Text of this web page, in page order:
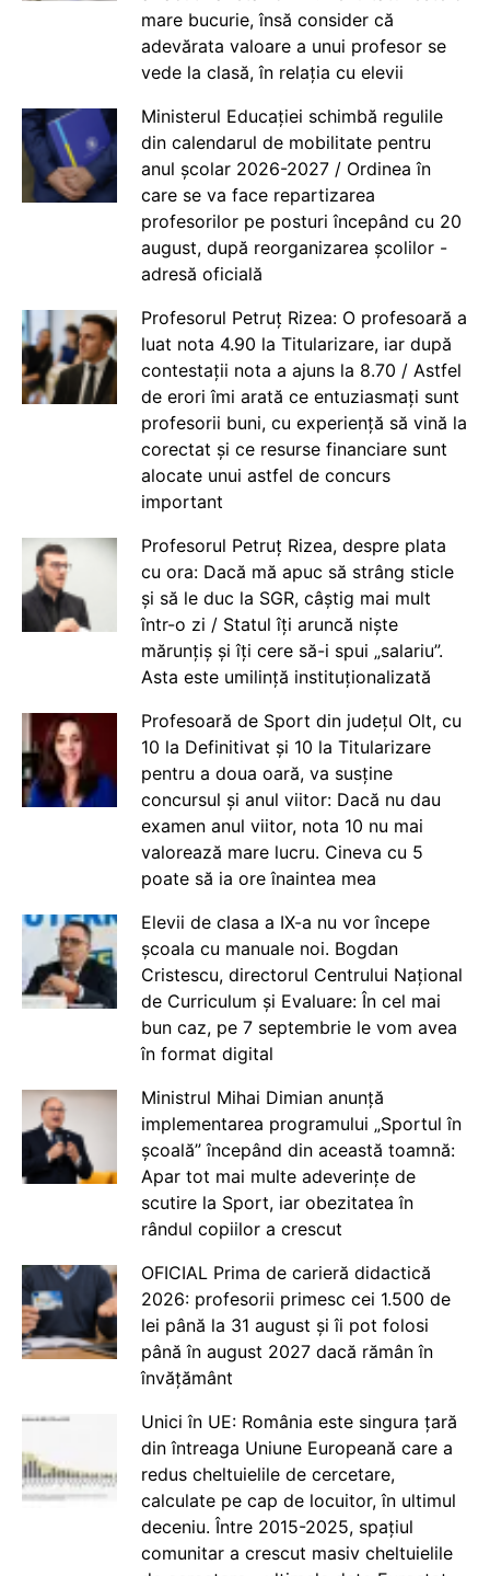
mare bucurie, însă consider că
adevărata valoare a unui profesor se
vede la clasă, în relația cu elevii
Ministerul Educației schimbă regulile
din calendarul de mobilitate pentru
anul școlar 2026-2027 / Ordinea în
care se va face repartizarea
profesorilor pe posturi începând cu 20
august, după reorganizarea școlilor -
adresă oficială
Profesorul Petruț Rizea: O profesoară a
luat nota 4.90 la Titularizare, iar după
contestații nota a ajuns la 8.70 / Astfel
de erori îmi arată ce entuziasmați sunt
profesorii buni, cu experiență să vină la
corectat și ce resurse financiare sunt
alocate unui astfel de concurs
important
Profesorul Petruț Rizea, despre plata
cu ora: Dacă mă apuc să strâng sticle
și să le duc la SGR, câștig mai mult
într-o zi / Statul îți aruncă niște
mărunțiș și îți cere să-i spui „salariu”.
Asta este umilință instituționalizată
Profesoară de Sport din județul Olt, cu
10 la Definitivat și 10 la Titularizare
pentru a doua oară, va susține
concursul și anul viitor: Dacă nu dau
examen anul viitor, nota 10 nu mai
valorează mare lucru. Cineva cu 5
poate să ia ore înaintea mea
Elevii de clasa a IX-a nu vor începe
școala cu manuale noi. Bogdan
Cristescu, directorul Centrului Național
de Curriculum și Evaluare: În cel mai
bun caz, pe 7 septembrie le vom avea
în format digital
Ministrul Mihai Dimian anunță
implementarea programului „Sportul în
școală” începând din această toamnă:
Apar tot mai multe adeverințe de
scutire la Sport, iar obezitatea în
rândul copiilor a crescut
OFICIAL Prima de carieră didactică
2026: profesorii primesc cei 1.500 de
lei până la 31 august și îi pot folosi
până în august 2027 dacă rămân în
învățământ
Unici în UE: România este singura țară
din întreaga Uniune Europeană care a
redus cheltuielile de cercetare,
calculate pe cap de locuitor, în ultimul
deceniu. Între 2015-2025, spațiul
comunitar a crescut masiv cheltuielile